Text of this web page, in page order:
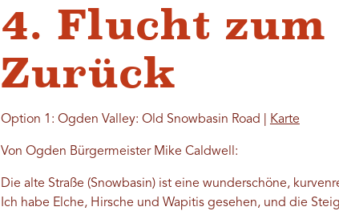
4. Flucht zum
Zurück
Option 1: Ogden Valley: Old Snowbasin Road | Karte
Von Ogden Bürgermeister Mike Caldwell:
Die alte Straße (Snowbasin) ist eine wunderschöne,
Ich habe Elche, Hirsche und Wapitis gesehen, und die